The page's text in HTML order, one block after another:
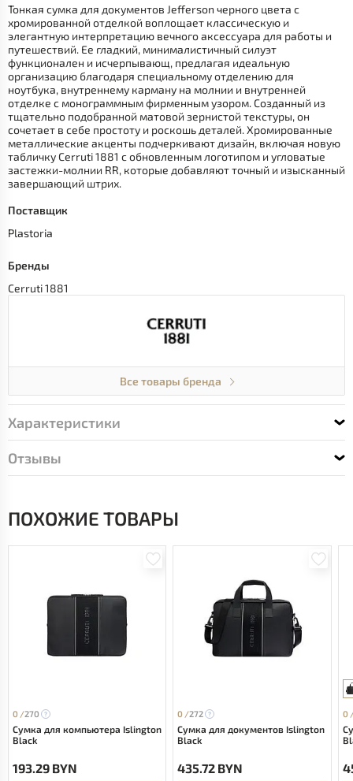
Тонкая сумка для документов Jefferson черного цвета с
хромированной отделкой воплощает классическую и
элегантную интерпретацию вечного аксессуара для работы и
путешествий. Ее гладкий, минималистичный силуэт
функционален и исчерпывающ, предлагая идеальную
организацию благодаря специальному отделению для
ноутбука, внутреннему карману на молнии и внутренней
отделке с монограммным фирменным узором. Созданный из
тщательно подобранной матовой зернистой текстуры, он
сочетает в себе простоту и роскошь деталей. Хромированные
металлические акценты подчеркивают дизайн, включая новую
табличку Cerruti 1881 с обновленным логотипом и угловатые
застежки-молнии RR, которые добавляют точный и изысканный
завершающий штрих.
Поставщик
Plastoria
Бренды
Cerruti 1881
Все товары бренда
Характеристики
Отзывы
ПОХОЖИЕ ТОВАРЫ
0 /270
Сумка для компьютера Islington
Black
193.29 BYN
0 /272
Сумка для документов Islington
Black
435.72 BYN
0